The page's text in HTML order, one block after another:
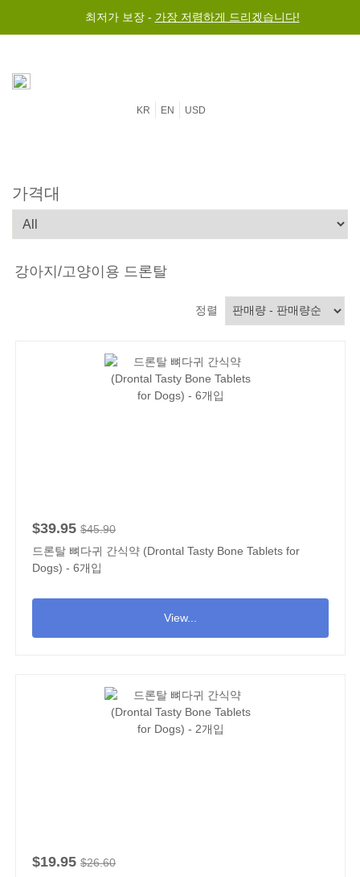
최저가 보장 - 가장 저렴하게 드리겠습니다!
KR EN USD
가격대
강아지/고양이용 드론탈
정렬
$39.95 $45.90
드론탈 뼈다귀 간식약 (Drontal Tasty Bone Tablets for
Dogs) - 6개입
View...
$19.95 $26.60